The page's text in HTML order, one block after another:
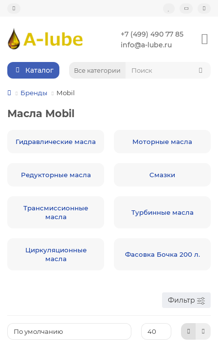
+7 (499) 490 77 85
info@a-lube.ru
Каталог Все категории
Бренды Mobil
Масла Mobil
Гидравлические масла Моторные масла
Редукторные масла Смазки
Трансмиссионные
масла
Турбинные масла
Циркуляционные
масла
Фасовка Бочка 200 л.
Фильтр